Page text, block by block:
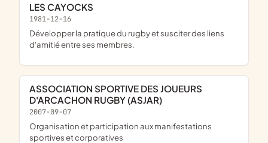
LES CAYOCKS
1981-12-16
Développer la pratique du rugby et susciter des liens
d'amitié entre ses membres.
ASSOCIATION SPORTIVE DES JOUEURS
D'ARCACHON RUGBY (ASJAR)
2007-09-07
organisation et participation aux manifestations
sportives et corporatives